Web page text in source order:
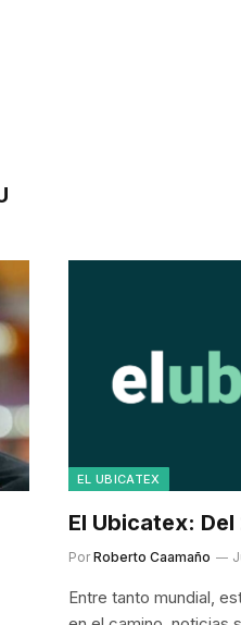
EL UBICATEX
El Ubicatex: Del
Por Roberto Caamaño
Entre tanto mundial,